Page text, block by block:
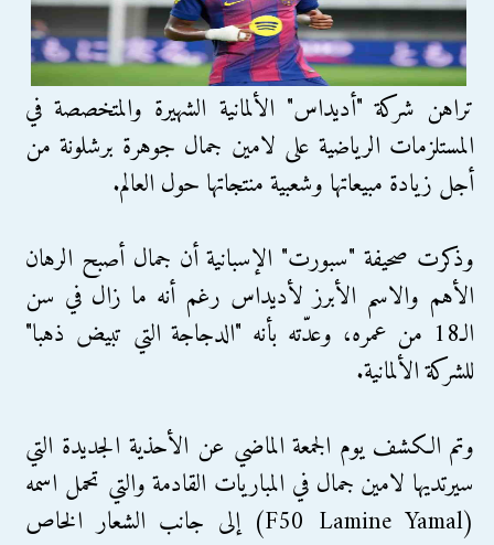
تراهن شركة "أديداس" الألمانية الشهيرة والمتخصصة في
المستلزمات الرياضية على لامين جمال جوهرة برشلونة من
أجل زيادة مبيعاتها وشعبية منتجاتها حول العالم.
وذكرت صحيفة "سبورت" الإسبانية أن جمال أصبح الرهان
الأهم والاسم الأبرز لأديداس رغم أنه ما زال في سن
الـ18 من عمره، وعدّته بأنه "الدجاجة التي تبيض ذهبا"
للشركة الألمانية.
وتم الكشف يوم الجمعة الماضي عن الأحذية الجديدة التي
سيرتديها لامين جمال في المباريات القادمة والتي تحمل اسمه
(F50 Lamine Yamal) إلى جانب الشعار الخاص